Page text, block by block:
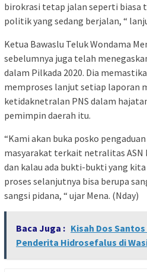
birokrasi tetap jalan seperti biasa
politik yang sedang berjalan, “
Ketua Bawaslu Teluk Wondama
sebelumnya juga telah
dalam Pilkada 2020. Dia
memproses lanjut setiap laporan
ketidaknetralan PNS dalam
pemimpin daerah itu.
“Kami akan buka posko
masyarakat terkait netralitas
dan kalau ada bukti-bukti yang
proses selanjutnya bisa berupa
sangsi pidana, “ ujar Mena. (Nday)
Baca Juga : Kisah Dos
Penderita Hidrosefalus di